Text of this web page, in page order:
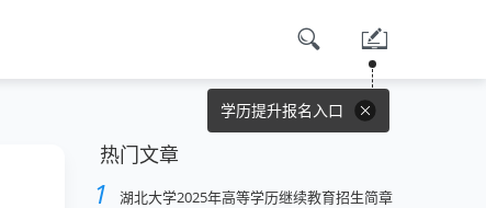
学历提升报名入口
热门文章
湖北大学2025年高等学历继续教育招生简章